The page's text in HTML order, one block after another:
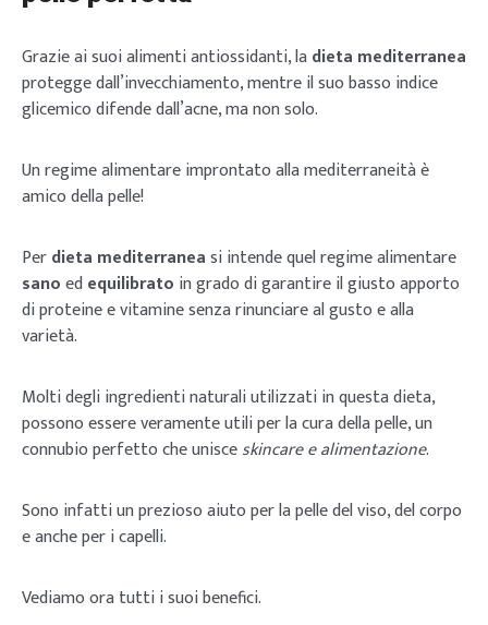
Grazie ai suoi alimenti antiossidanti, ladieta mediterranea
protegge dall’invecchiamento, mentre il suo basso indice
glicemico difende dall’acne, ma non solo.
Un regime alimentare improntato alla mediterraneità è
amico della pelle!
Perdieta mediterraneasi intende quel regime alimentare
sanoedequilibrato in grado di garantire il giusto apporto
di proteine e vitamine senza rinunciare al gusto e alla
varietà.
Molti degli ingredienti naturali utilizzati in questa dieta,
possono essere veramente utili per la cura della pelle, un
connubio perfetto che unisceskincare e alimentazione.
Sono infatti un prezioso aiuto per la pelle del viso, del corpo
e anche per i capelli.
Vediamo ora tutti i suoi benefici.